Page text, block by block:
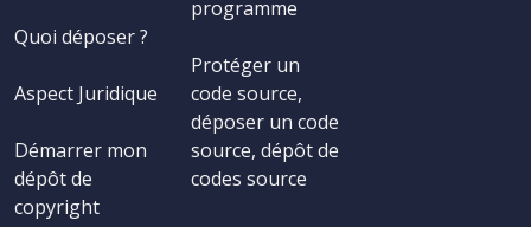
Quoi déposer ?
Aspect Juridique
Démarrer mon
dépôt de
copyright
programme
Protéger un
code source,
déposer un code
source, dépôt de
codes source